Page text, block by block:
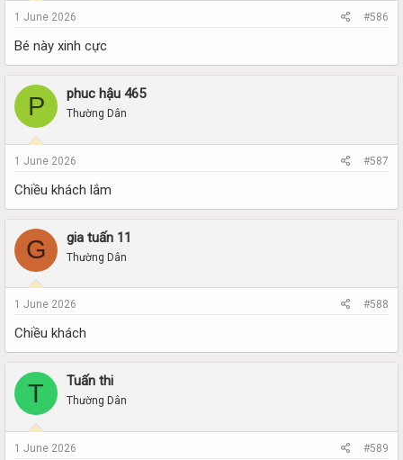
1 June 2026 #586
Bé này xinh cực
P phuc hậu 465
Thường Dân
1 June 2026 #587
Chiều khách lắm
G gia tuấn 11
Thường Dân
1 June 2026 #588
Chiều khách
T Tuấn thi
Thường Dân
1 June 2026 #589